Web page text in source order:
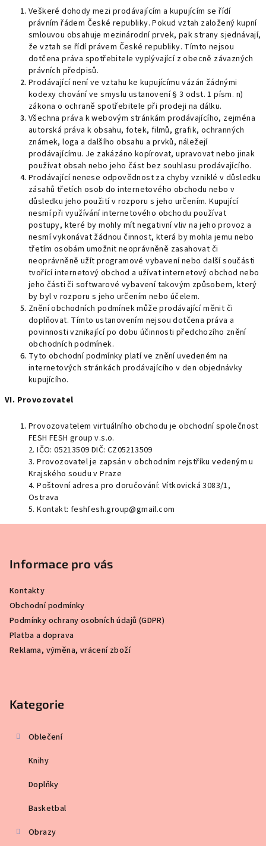
Veškeré dohody mezi prodávajícím a kupujícím se řídí
právním řádem České republiky. Pokud vztah založený kupní
smlouvou obsahuje mezinárodní prvek, pak strany sjednávají,
že vztah se řídí právem České republiky. Tímto nejsou
dotčena práva spotřebitele vyplývající z obecně závazných
právních předpisů.
Prodávající není ve vztahu ke kupujícímu vázán žádnými
kodexy chování ve smyslu ustanovení § 3 odst. 1 písm. n)
zákona o ochraně spotřebitele při prodeji na dálku.
Všechna práva k webovým stránkám prodávajícího, zejména
autorská práva k obsahu, fotek, filmů, grafik, ochranných
známek, loga a dalšího obsahu a prvků, náležejí
prodávajícímu. Je zakázáno kopírovat, upravovat nebo jinak
používat obsah nebo jeho část bez souhlasu prodávajícího.
Prodávající nenese odpovědnost za chyby vzniklé v důsledku
zásahů třetích osob do internetového obchodu nebo v
důsledku jeho použití v rozporu s jeho určením. Kupující
nesmí při využívání internetového obchodu používat
postupy, které by mohly mít negativní vliv na jeho provoz a
nesmí vykonávat žádnou činnost, která by mohla jemu nebo
třetím osobám umožnit neoprávněně zasahovat či
neoprávněně užít programové vybavení nebo další součásti
tvořící internetový obchod a užívat internetový obchod nebo
jeho části či softwarové vybavení takovým způsobem, který
by byl v rozporu s jeho určením nebo účelem.
Znění obchodních podmínek může prodávající měnit či
doplňovat. Tímto ustanovením nejsou dotčena práva a
povinnosti vznikající po dobu účinnosti předchozího znění
obchodních podmínek.
Tyto obchodní podmínky platí ve znění uvedeném na
internetových stránkách prodávajícího v den objednávky
kupujícího.
VI. Provozovatel
Provozovatelem virtuálního obchodu je obchodní společnost
FESH FESH group v.s.o.
2.IČO: 05213509 DIČ: CZ05213509
3. Provozovatel je zapsán v obchodním rejstříku vedeným u
Krajského soudu v Praze
4. Poštovní adresa pro doručování: Vítkovická 3083/1,
Ostrava
5. Kontakt: feshfesh.group@gmail.com
Informace pro vás
Kontakty
Obchodní podmínky
Podmínky ochrany osobních údajů (GDPR)
Platba a doprava
Reklama, výměna, vrácení zboží
Kategorie
Oblečení
Knihy
Doplňky
Basketbal
Obrazy